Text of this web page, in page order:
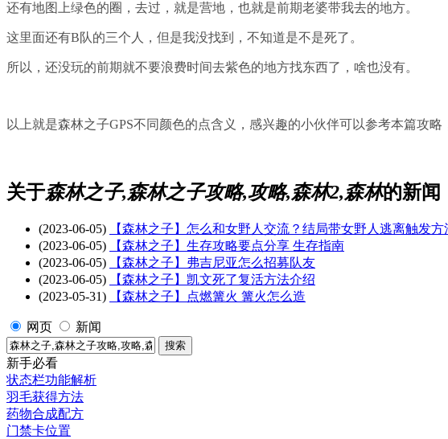
还有地图上绿色的圈，去过，就是营地，也就是前期老婆带我去的地方。
这里面还有B队的三个人，但是我没找到，不知道是不是死了。
所以，还没玩的前期就不要浪费时间去紫色的地方找东西了，啥也没有。
以上就是森林之子GPS不同颜色的点含义，感兴趣的小伙伴可以参考本篇攻
关于森林之子,森林之子攻略,攻略,森林2,森林的新闻
(2023-06-05)
【森林之子】怎么和女野人交流？结局带女野人逃离触发方
(2023-06-05)
【森林之子】生存攻略要点分享 生存指南
(2023-06-05)
【森林之子】弗吉尼亚怎么招募队友
(2023-06-05)
【森林之子】凯文死了复活方法介绍
(2023-05-31)
【森林之子】点燃篝火 篝火怎么造
网页 新闻
新手必看
状态栏功能解析
羽毛获得方法
药物合成配方
门禁卡位置